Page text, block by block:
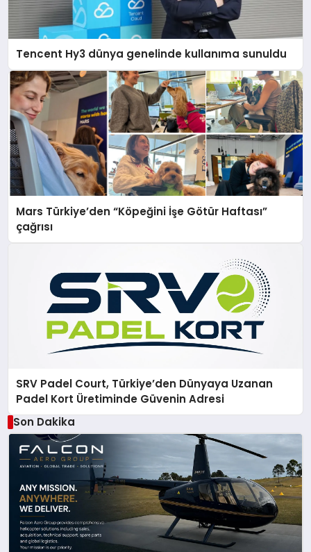
Tencent Hy3 dünya genelinde kullanıma sunuldu
Mars Türkiye’den “Köpeğini İşe Götür Haftası”
çağrısı
SRV Padel Court, Türkiye’den Dünyaya Uzanan
Padel Kort Üretiminde Güvenin Adresi
Son Dakika